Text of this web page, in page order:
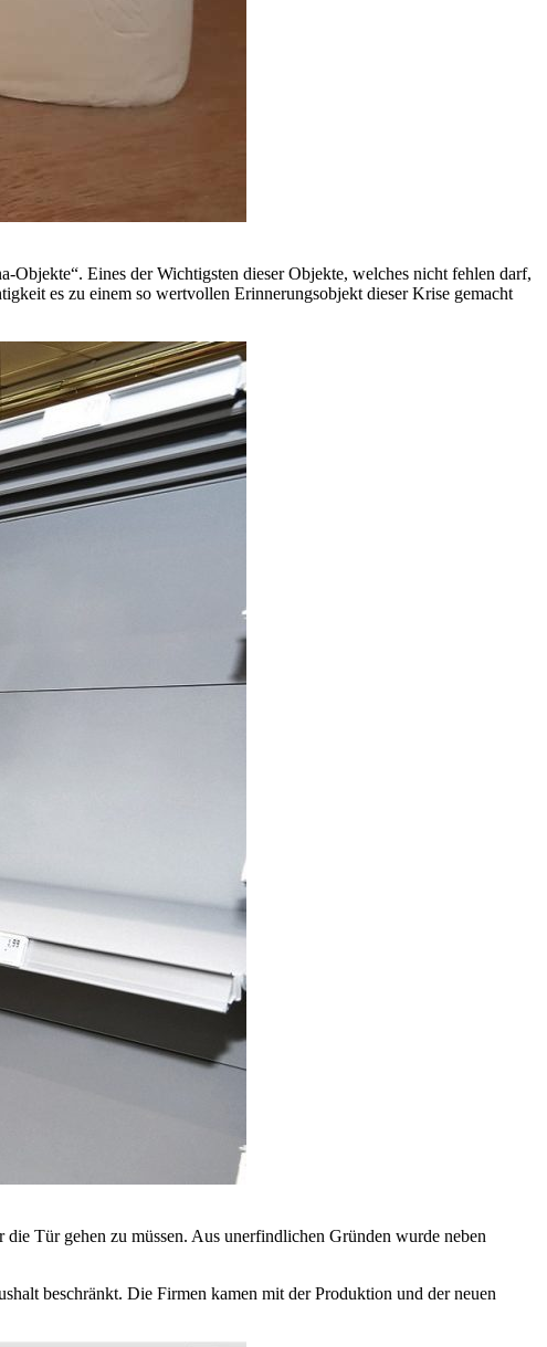
Objekte“. Eines der Wichtigsten dieser Objekte, welches nicht fehlen darf,
es zu einem so wertvollen Erinnerungsobjekt dieser Krise gemacht
Tür gehen zu müssen. Aus unerfindlichen Gründen wurde neben
beschränkt. Die Firmen kamen mit der Produktion und der neuen